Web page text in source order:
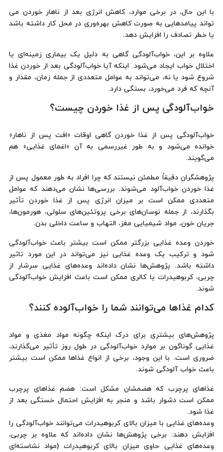
با این حال، در برخی موارد، کاهش انرژی بعد از ناهار خوردن می
تواند پیامدهایی به صورت کاهش بهره‌وری در محل کار داشته باشد
یا خطر تصادف را افزایش دهد.
علاوه بر این، خواب‌آلودگی گاهی به دلیل یک بیماری زمینه‌ای یا
اختلال خواب ایجاد می‌شود. اینکه آیا خواب‌آلودگی بعد از خوردن غذا
شروع شود یا نه، می‌تواند به عوامل متعددی از جمله زمان، مقدار و
آنچه که فرد می‌خورد، بستگی دارد.
خواب‌آلودگی پس از غذا خوردن چیست؟
خواب‌آلودگی پس از غذا خوردن گاهی اوقات «افت پس از ناهار»
خوانده می‌شود و به طور غیررسمی به آن «اغمای غذایی» هم
می‌گویند.
پژوهشگران دقیقاً مطمئن نیستند که چرا افراد به طور معمول پس از
غذا خوردن خواب‌آلود می‌شوند. بررسی‌ها نشان می‌دهند که عوامل
متعددی ممکن است بر میزان انرژی پس از غذا خوردن تأثیر
بگذارند، از جمله نوسان‌های برخی پروتئین‌های سلولی، هورمون‌ها،
جریان خون، مواد شیمیایی مغز، التهاب و ساعت داخلی بدن.
خوردن وعده غذایی بزرگتر ممکن است بیشتر باعث خواب‌آلودگی
شود و ترکیب یک وعده غذایی نیز می‌تواند در این مورد تاثیر
داشته باشد. پژوهش‌ها نشان داده‌اند وعده‌های غذایی سرشار از
چربی، کربوهیدرات یا کالری ممکن است باعث افزایش خواب‌آلودگی
شوند.
کدام غذاها می‌توانند شما را خواب‌آلوده کنند؟
پژوهش‌های بیشتری برای درک اینکه چگونه مواد مغذی و مواد
غذایی گوناگون بر موارد خواب‌آلودگی در طول روز تأثیر می‌گذارند،
ضروری است. با این وجود، برخی از انواع غذاها ممکن است بیشتر
باعث خواب آلودگی شوند.
غذاهای پرچرب که هضمشان مشکل است: هضم غذاهای پرچرب
ممکن است دشوار باشد و منجر به افزایش احتمال خستگی بعد از
غذا شود.
وعده‌های غذایی با میزان بالای کربوهیدرات می‌توانند خواب‌آلودگی را
افزایش دهند: برخی پژوهش‌ها نشان داده‌اند که علاوه بر چربی،
وعده‌های غذایی حاوی میزان بالای کربوهیدرات (مواد نشاسته‌ای